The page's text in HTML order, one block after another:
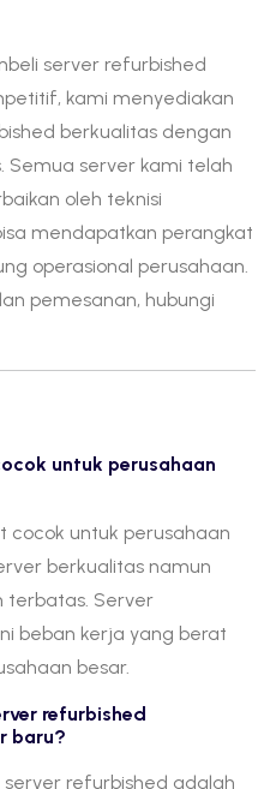
server refurbished
kami menyediakan
berkualitas dengan
Semua server kami telah
oleh teknisi
mendapatkan perangkat
operasional perusahaan.
pemesanan, hubungi
untuk perusahaan
cocok untuk perusahaan
berkualitas namun
terbatas. Server
beban kerja yang berat
besar.
refurbished
baru?
refurbished adalah